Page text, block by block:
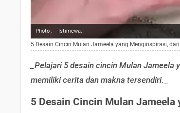
Photo : Istimewa,
5 Desain Cincin Mulan Jameela yang Menginspirasi,
_Pelajari 5 desain cincin Mulan
memiliki cerita dan makna tersendiri.
5 Desain Cincin Mulan